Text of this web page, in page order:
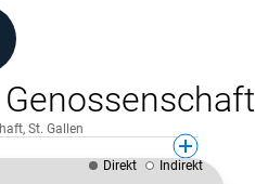
, St. Gallen
Direkt Indirekt